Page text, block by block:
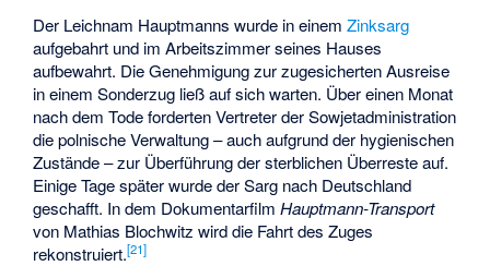
Der Leichnam Hauptmanns wurde in einemZinksarg
aufgebahrt und im Arbeitszimmer seines Hauses
aufbewahrt. Die Genehmigung zur zugesicherten Ausreise
in einem Sonderzug ließ auf sich warten. Über einen Monat
nach dem Tode forderten Vertreter der Sowjetadministration
die polnische Verwaltung – auch aufgrund der hygienischen
Zustände – zur Überführung der sterblichen Überreste auf.
Einige Tage später wurde der Sarg nach Deutschland
geschafft. In dem DokumentarfilmHauptmann-Transport
von Mathias Blochwitz wird die Fahrt des Zuges
rekonstruiert.[21]